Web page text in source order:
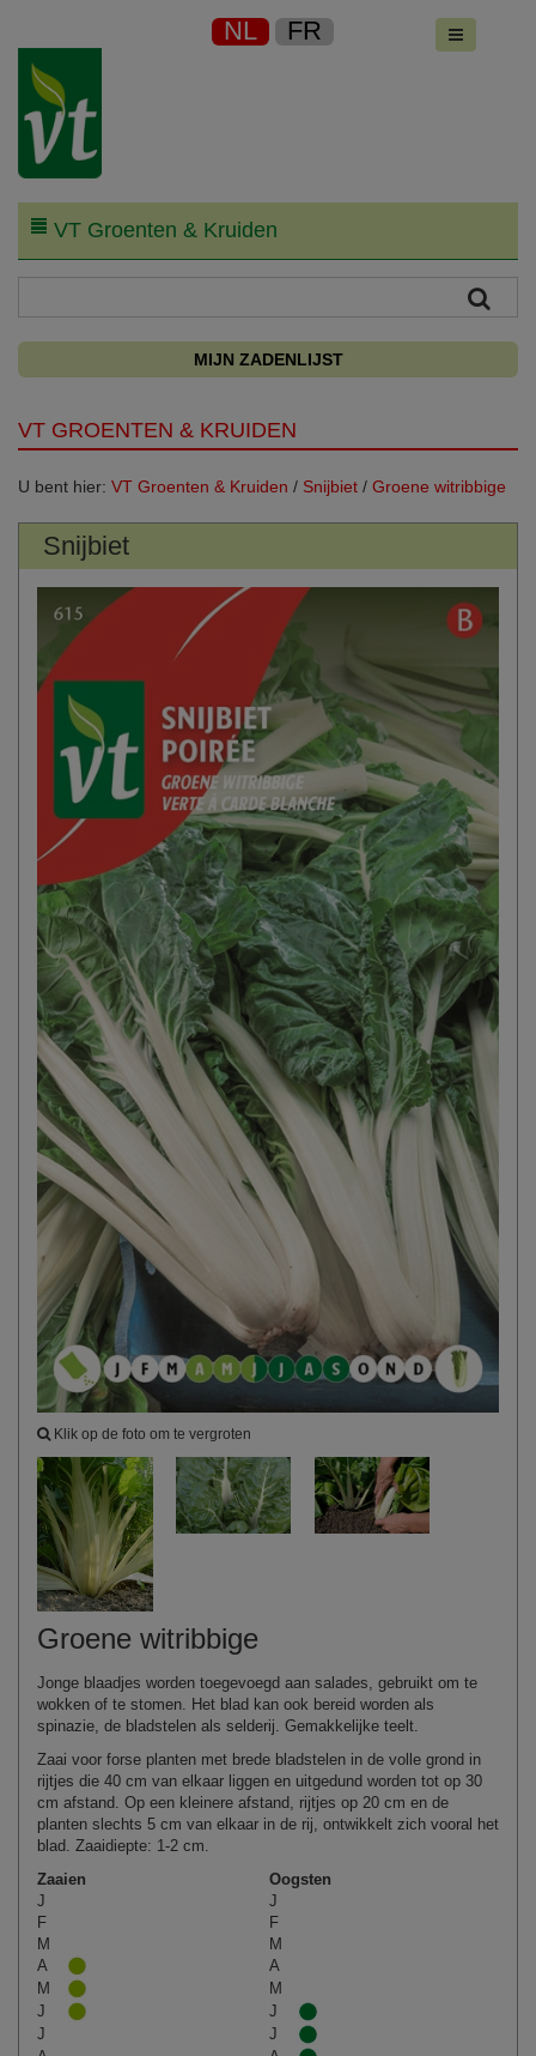
NL FR
VT Groenten & Kruiden
MIJN ZADENLIJST
VT GROENTEN & KRUIDEN
U bent hier: VT Groenten & Kruiden / Snijbiet / Groene witribbige
Snijbiet
Klik op de foto om te vergroten
Groene witribbige
Jonge blaadjes worden toegevoegd aan salades, gebruikt om te
wokken of te stomen. Het blad kan ook bereid worden als
spinazie, de bladstelen als selderij. Gemakkelijke teelt.
Zaai voor forse planten met brede bladstelen in de volle grond in
rijtjes die 40 cm van elkaar liggen en uitgedund worden tot op 30
cm afstand. Op een kleinere afstand, rijtjes op 20 cm en de
planten slechts 5 cm van elkaar in de rij, ontwikkelt zich vooral het
blad. Zaaidiepte: 1‑2 cm.
Zaaien
Oogsten
J
J
F
F
M
M
A
A
M
M
J
J
J
J